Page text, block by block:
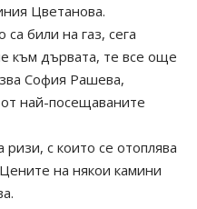
Цветанова.
били на газ, сега
към дървата, те все още
София Рашева,
най-посещаваните
с които се отоплява
на някои камини